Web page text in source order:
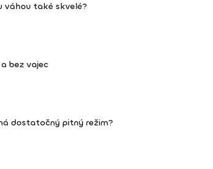
váhou také skvelé?
bez vajec
dostatočný pitný režim?